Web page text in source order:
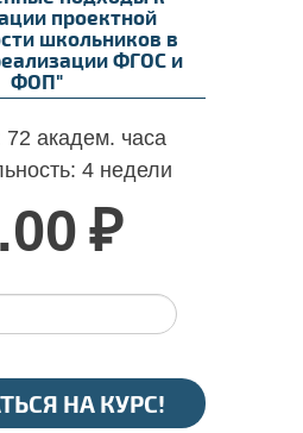
проектной
школьников в
ФГОС и
ФОП"
72 академ. часа
4 недели
₽
НА КУРС!